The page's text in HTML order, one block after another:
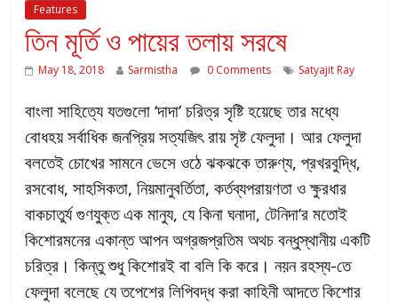
Features
তিন মূর্তি ও পায়ের তলায় সরষে
May 18, 2018 Sarmistha 0 Comments Satyajit Ray
বাংলা সাহিত্যে যতগুলো ‘দাদা’ চরিত্র সৃষ্টি হয়েছে তার মধ্যে
বোধহয় সর্বাধিক জনপ্রিয় সত্যজিৎ রায় সৃষ্ট ফেলুদা। আর ফেলুদা
বলতেই চোখের সামনে ভেসে ওঠে ঝকঝকে তারুণ্য, প্রখরবুদ্ধি,
রসবোধ, সাহসিকতা, নিয়মানুবর্তিতা, কর্তব্যপরায়ণতা ও ক্ষুরধার
বাকচাতুর্য গুণযুক্ত এক মানুয, যে কিনা ঘনাদা, টেনিদা’র মতোই
কিশোরমনের একান্ত আপন অগ্রজপ্রতিম অথচ বন্ধুস্থানীয় একটি
চরিত্র। কিন্তু শুধু কিশোরই বা বলি কি করে। নয়ন রহস্য-তে
ফেলুদা বলেছে যে তপেশের লিপিবদ্ধ করা কাহিনী আদতে কিশোর